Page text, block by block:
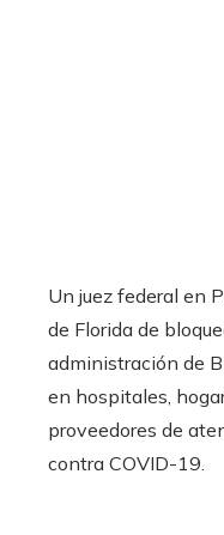
Un juez federal en
de Florida de
administración de
en hospitales,
proveedores de
contra COVID-19.